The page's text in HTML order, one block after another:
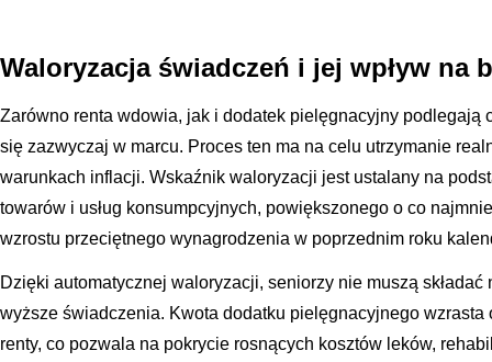
Waloryzacja świadczeń i jej wpływ na
Zarówno renta wdowia, jak i dodatek pielęgnacyjny podlegają
się zazwyczaj w marcu. Proces ten ma na celu utrzymanie
warunkach inflacji. Wskaźnik waloryzacji jest ustalany na
towarów i usług konsumpcyjnych, powiększonego o co
wzrostu przeciętnego wynagrodzenia w poprzednim roku
Dzięki automatycznej waloryzacji, seniorzy nie muszą
wyższe świadczenia. Kwota dodatku pielęgnacyjnego wzrasta
renty, co pozwala na pokrycie rosnących kosztów leków,